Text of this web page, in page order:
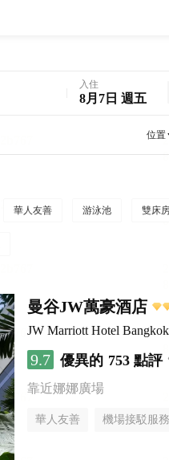
入住
8月7日 週五
位置
華人友善 游泳池 雙床
曼谷JW萬豪酒店
JW Marriott Hotel Bangkok
9.7 優異的 753 點評
靠近娜娜廣場
華人友善 機場接駁服務